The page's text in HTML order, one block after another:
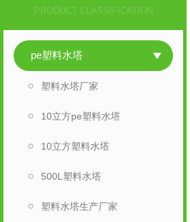
PRODUCT CLASSIFICATION
pe塑料水塔
塑料水塔厂家
10立方pe塑料水塔
10立方塑料水塔
500L塑料水塔
塑料水塔生产厂家